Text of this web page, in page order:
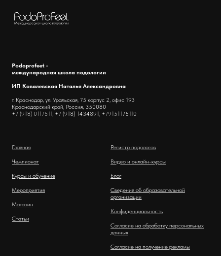
Podoprofeet -
международная школа подологии
ИП Ковалевская Наталья Александровна
г. Краснодар, ул. Уральская, 75 корпус 2, офис 193
Краснодарский край, Россия, 350080
+7 (918) 0117511, +7 (918) 1434891, +79151175110
Главная
Чемпионат
Курсы и обучение
Мероприятия
Магазин
Статьи
Регистр подологов
Видео и онлайн-курсы
Блог
Сведения об образовательной
организации
Конфиденциальность
Согласие на обработку персональных
данных
Согласие на получение рекламы